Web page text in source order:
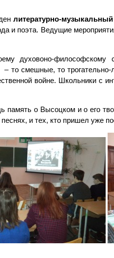
литературно-
и поэта. Ведущие
духовоно-
– то смешные, то
войне. Школьники с
о Высоцком и о его
и тех, кто пришел уже